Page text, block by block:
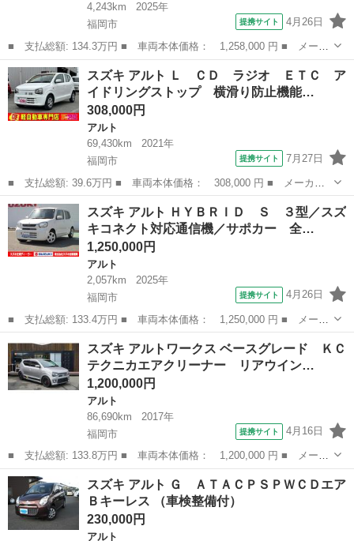
4,243km
2025年
福岡市
提携サイト 4月26日
■ 支払総額: 134.3万円 ■ 車両本体価格： 1,258,000 円 ■ メーカ
ー名： スズキ ■ 車種名： アルト ■ グレード名： Ｌ ３型／
アップグレードＰＫ／サポカー 衝突安全ボディ 衝突被害軽減シス
テム ア...
福岡 福岡市 アルト
スズキ アルト Ｌ ＣＤ ラジオ ＥＴＣ ア
イドリングストップ 横滑り防止機能…
308,000円
アルト
69,430km
2021年
福岡市
提携サイト 7月27日
■ 支払総額: 39.6万円 ■ 車両本体価格： 308,000 円 ■ メーカー
名： スズキ ■ 車種名： アルト ■ グレード名： Ｌ ＣＤ ラ
ジオ ＥＴＣ アイドリングストップ 横滑り防止機能機能 オート
ライト キー...
福岡 福岡市 アルト
スズキ アルト ＨＹＢＲＩＤ Ｓ ３型／スズ
キコネクト対応通信機／サポカー 全…
1,250,000円
アルト
2,057km
2025年
福岡市
提携サイト 4月26日
■ 支払総額: 133.4万円 ■ 車両本体価格： 1,250,000 円 ■ メーカ
ー名： スズキ ■ 車種名： アルト ■ グレード名： ＨＹＢＲＩ
Ｄ Ｓ ３型／スズキコネクト対応通信機／サポカー 全方位モニタ
ー用カメ...
福岡 福岡市 アルト
スズキ アルトワークス ベースグレード ＫＣ
テクニカエアクリーナー リアウイン…
1,200,000円
アルト
86,690km
2017年
福岡市
提携サイト 4月16日
■ 支払総額: 133.8万円 ■ 車両本体価格： 1,200,000 円 ■ メーカ
ー名： スズキ ■ 車種名： アルトワークス ■ グレード名： ベ
ースグレード ＫＣテクニカエアクリーナー リアウイング ＥＴ
Ｃ スマー...
福岡 アルト
スズキ アルト Ｇ ＡＴＡＣＰＳＰＷＣＤエア
Ｂキーレス （車検整備付）
230,000円
アルト